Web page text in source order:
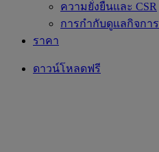
ความยั่งยืนและ CSR
การกำกับดูแลกิจการ
ราคา
ดาวน์โหลดฟรี